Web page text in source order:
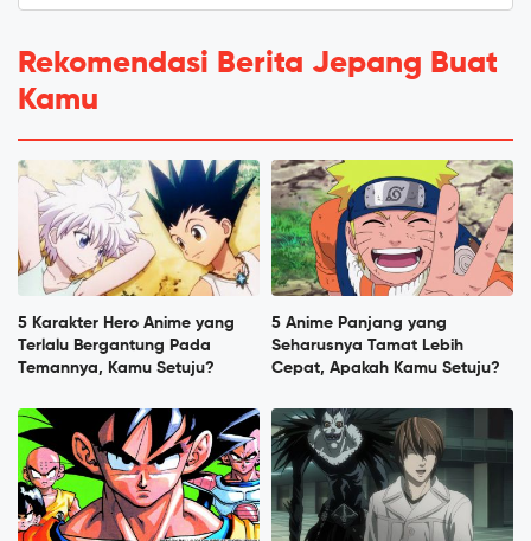
Rekomendasi Berita Jepang Buat
Kamu
5 Karakter Hero Anime yang
Terlalu Bergantung Pada
Temannya, Kamu Setuju?
5 Anime Panjang yang
Seharusnya Tamat Lebih
Cepat, Apakah Kamu Setuju?